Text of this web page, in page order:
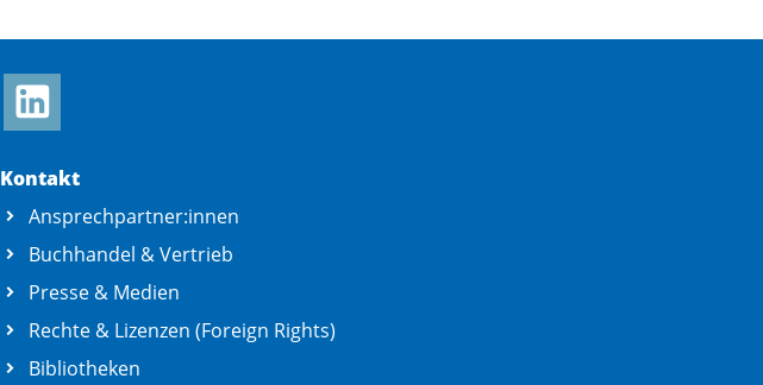
Kontakt
Ansprechpartner:innen
Buchhandel & Vertrieb
Presse & Medien
Rechte & Lizenzen (Foreign Rights)
Bibliotheken